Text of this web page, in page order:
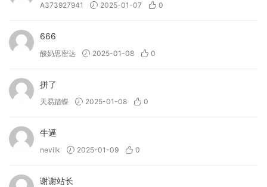
A373927941 2025-01-07 0
666
酸奶思密达 2025-01-08 0
拼了
天易踏蝶 2025-01-08 0
牛逼
nevilk 2025-01-09 0
谢谢站长